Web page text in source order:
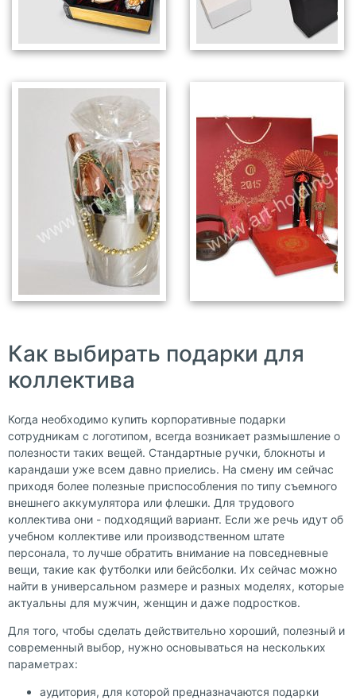
Как выбирать подарки для
коллектива
Когда необходимо купить корпоративные подарки
сотрудникам с логотипом, всегда возникает размышление о
полезности таких вещей. Стандартные ручки, блокноты и
карандаши уже всем давно приелись. На смену им сейчас
приходя более полезные приспособления по типу съемного
внешнего аккумулятора или флешки. Для трудового
коллектива они - подходящий вариант. Если же речь идут об
учебном коллективе или производственном штате
персонала, то лучше обратить внимание на повседневные
вещи, такие как футболки или бейсболки. Их сейчас можно
найти в универсальном размере и разных моделях, которые
актуальны для мужчин, женщин и даже подростков.
Для того, чтобы сделать действительно хороший, полезный и
современный выбор, нужно основываться на нескольких
параметрах:
аудитория, для которой предназначаются подарки